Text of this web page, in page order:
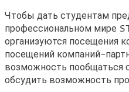
Чтобы дать студентам
профессиональном мире
организуются посещения
посещений компаний-
возможность
обсудить возможность